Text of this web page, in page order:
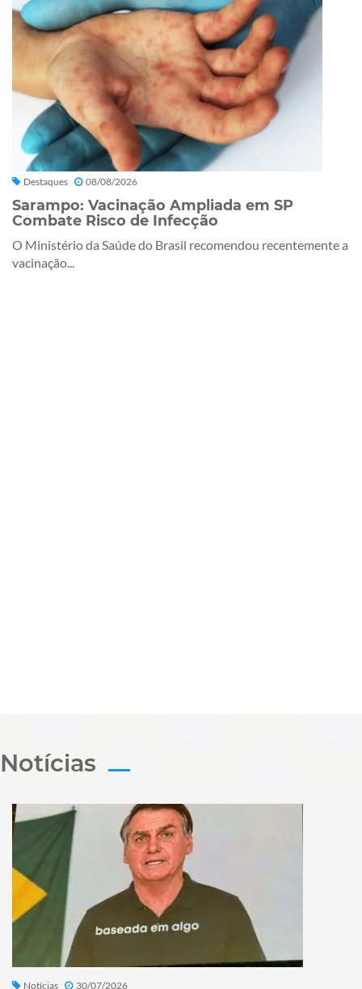
Destaques 08/08/2026
Sarampo: Vacinação Ampliada em SP
Combate Risco de Infecção
O Ministério da Saúde do Brasil recomendou recentemente a
vacinação...
Notícias
Notícias 30/07/2026